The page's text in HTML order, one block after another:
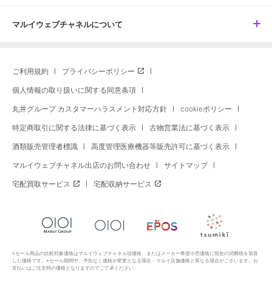
マルイウェブチャネルについて
ご利用規約 プライバシーポリシー
個人情報の取り扱いに関する同意条項
丸井グループ カスタマーハラスメント対応方針 cookieポリシー
特定商取引に関する法律に基づく表示 古物営業法に基づく表示
酒類販売管理者標識 高度管理医療機器等販売許可に基づく表示
マルイウェブチャネル出店のお問い合わせ サイトマップ
宅配買取サービス 宅配収納サービス
※セール商品の比較対象価格はマルイウェブチャネル旧価格、またはメーカー希望小売価格に現在の消費税を加算
した価格です。※セール期間中、予告なく価格が変更となる場合・マルイ店舗価格と異なる場合がございます。お
支払いはご注文時の価格となりますのでご了承ください。